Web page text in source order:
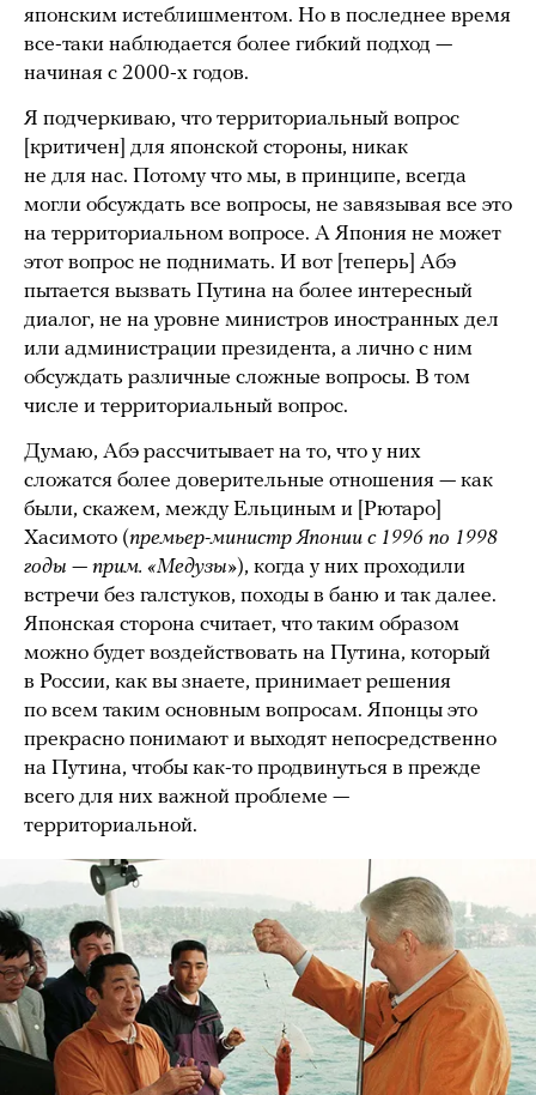
японским истеблишментом. Но в последнее время
все-таки наблюдается более гибкий подход —
начиная с 2000-х годов.
Я подчеркиваю, что территориальный вопрос
[критичен] для японской стороны, никак
не для нас. Потому что мы, в принципе, всегда
могли обсуждать все вопросы, не завязывая все это
на территориальном вопросе. А Япония не может
этот вопрос не поднимать. И вот [теперь] Абэ
пытается вызвать Путина на более интересный
диалог, не на уровне министров иностранных дел
или администрации президента, а лично с ним
обсуждать различные сложные вопросы. В том
числе и территориальный вопрос.
Думаю, Абэ рассчитывает на то, что у них
сложатся более доверительные отношения — как
были, скажем, между Ельциным и [Рютаро]
Хасимото (премьер-министр Японии с 1996 по 1998
годы — прим. «Медузы»), когда у них проходили
встречи без галстуков, походы в баню и так далее.
Японская сторона считает, что таким образом
можно будет воздействовать на Путина, который
в России, как вы знаете, принимает решения
по всем таким основным вопросам. Японцы это
прекрасно понимают и выходят непосредственно
на Путина, чтобы как-то продвинуться в прежде
всего для них важной проблеме —
территориальной.